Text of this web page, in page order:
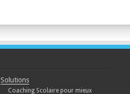
Solutions
Coaching Scolaire pour mieux